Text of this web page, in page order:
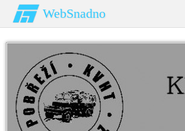
WebSnadno